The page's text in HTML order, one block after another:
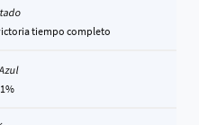
tiempo completo